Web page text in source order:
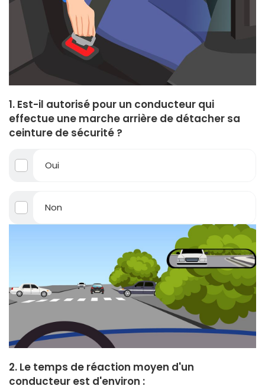
1. Est-il autorisé pour un conducteur qui
effectue une marche arrière de détacher sa
ceinture de sécurité ?
Oui
Non
2. Le temps de réaction moyen d'un
conducteur est d'environ :